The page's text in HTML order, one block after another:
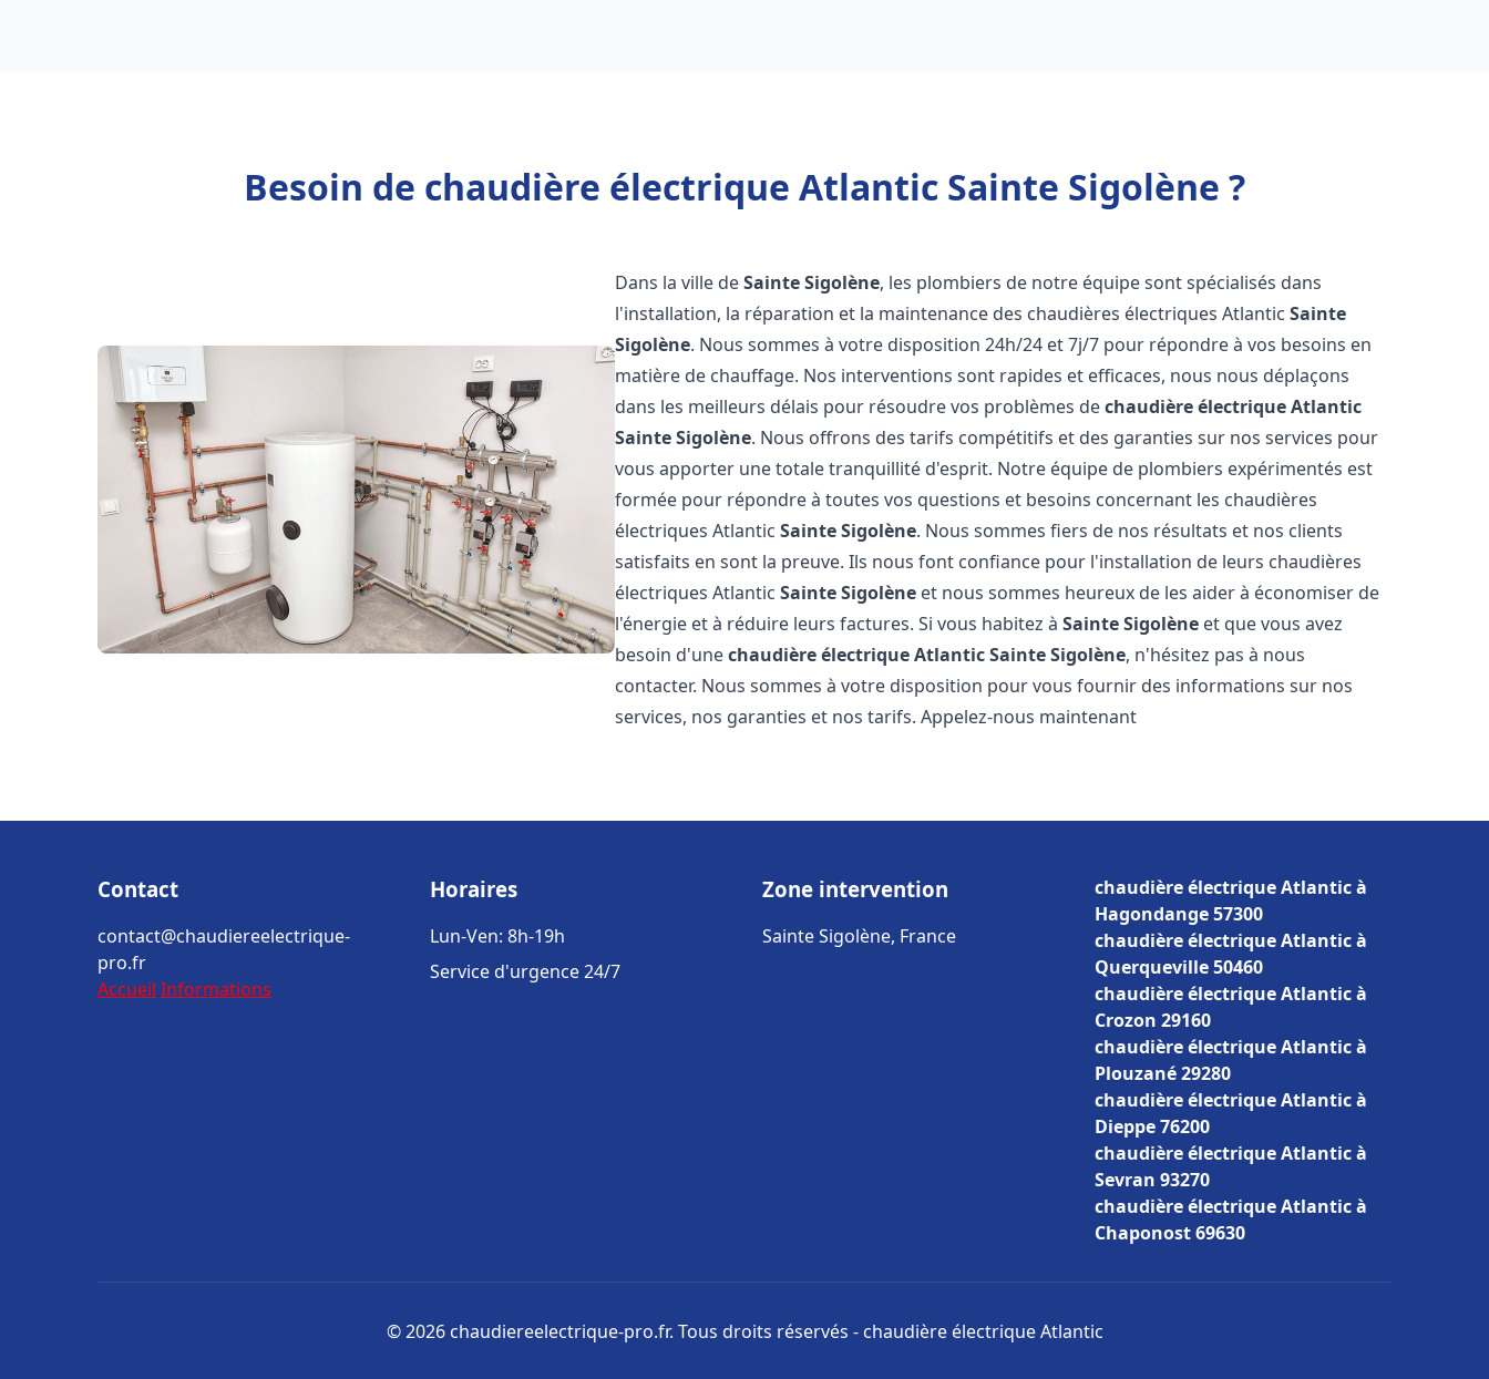
Besoin de chaudière électrique Atlantic Sainte Sigolène ?
Dans la ville deSainte Sigolène, les plombiers de notre équipe sont spécialisés dans
l'installation, la réparation et la maintenance des chaudières électriques AtlanticSainte
Sigolène. Nous sommes à votre disposition 24h/24 et 7j/7 pour répondre à vos besoins en
matière de chauffage. Nos interventions sont rapides et efficaces, nous nous déplaçons
dans les meilleurs délais pour résoudre vos problèmes dechaudière électrique Atlantic
Sainte Sigolène. Nous offrons des tarifs compétitifs et des garanties sur nos services pour
vous apporter une totale tranquillité d'esprit. Notre équipe de plombiers expérimentés est
formée pour répondre à toutes vos questions et besoins concernant les chaudières
électriques AtlanticSainte Sigolène. Nous sommes fiers de nos résultats et nos clients
satisfaits en sont la preuve. Ils nous font confiance pour l'installation de leurs chaudières
électriques AtlanticSainte Sigolène et nous sommes heureux de les aider à économiser de
l'énergie et à réduire leurs factures. Si vous habitez àSainte Sigolène et que vous avez
besoin d'unechaudière électrique AtlanticSainte Sigolène, n'hésitez pas à nous
contacter. Nous sommes à votre disposition pour vous fournir des informations sur nos
services, nos garanties et nos tarifs. Appelez-nous maintenant
Contact
contact@chaudiereelectrique-
pro.fr
Accueil Informations
Horaires
Lun-Ven: 8h-19h
Service d'urgence 24/7
Zone intervention
Sainte Sigolène, France
chaudière électrique Atlantic à
Hagondange 57300
chaudière électrique Atlantic à
Querqueville 50460
chaudière électrique Atlantic à
Crozon 29160
chaudière électrique Atlantic à
Plouzané 29280
chaudière électrique Atlantic à
Dieppe 76200
chaudière électrique Atlantic à
Sevran 93270
chaudière électrique Atlantic à
Chaponost 69630
© 2026 chaudiereelectrique-pro.fr. Tous droits réservés - chaudière électrique Atlantic